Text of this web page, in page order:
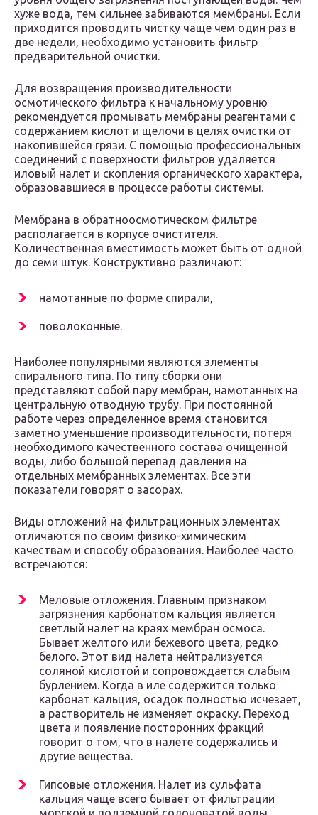
хуже вода, тем сильнее забиваются мембраны. Если
приходится проводить чистку чаще чем один раз в
две недели, необходимо установить фильтр
предварительной очистки.
Для возвращения производительности
осмотического фильтра к начальному уровню
рекомендуется промывать мембраны реагентами с
содержанием кислот и щелочи в целях очистки от
накопившейся грязи. С помощью профессиональных
соединений с поверхности фильтров удаляется
иловый налет и скопления органического характера,
образовавшиеся в процессе работы системы.
Мембрана в обратноосмотическом фильтре
располагается в корпусе очистителя.
Количественная вместимость может быть от одной
до семи штук. Конструктивно различают:
намотанные по форме спирали,
поволоконные.
Наиболее популярными являются элементы
спирального типа. По типу сборки они
представляют собой пару мембран, намотанных на
центральную отводную трубу. При постоянной
работе через определенное время становится
заметно уменьшение производительности, потеря
необходимого качественного состава очищенной
воды, либо большой перепад давления на
отдельных мембранных элементах. Все эти
показатели говорят о засорах.
Виды отложений на фильтрационных элементах
отличаются по своим физико-химическим
качествам и способу образования. Наиболее часто
встречаются:
Меловые отложения. Главным признаком
загрязнения карбонатом кальция является
светлый налет на краях мембран осмоса.
Бывает желтого или бежевого цвета, редко
белого. Этот вид налета нейтрализуется
соляной кислотой и сопровождается слабым
бурлением. Когда в иле содержится только
карбонат кальция, осадок полностью исчезает,
а растворитель не изменяет окраску. Переход
цвета и появление посторонних фракций
говорит о том, что в налете содержались и
другие вещества.
Гипсовые отложения. Налет из сульфата
кальция чаще всего бывает от фильтрации